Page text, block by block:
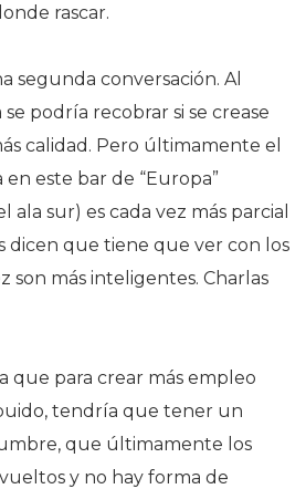
rascar.
segunda conversación. Al
podría recobrar si se crease
calidad. Pero últimamente el
este bar de “Europa”
ala sur) es cada vez más parcial
dicen que tiene que ver con los
son más inteligentes. Charlas
que para crear más empleo
tendría que tener un
que últimamente los
y no hay forma de